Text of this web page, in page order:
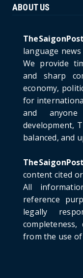
Detailed
Prime
Politburo:
ABOUT US
TheSaigonPost
language
We provide
and sharp
economy,
for
and anyone
development,
balanced, and
TheSaigonPost
content cited
All
reference
legally
from the use